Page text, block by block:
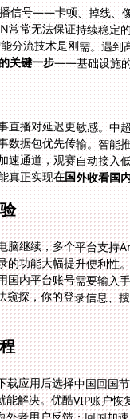
信号——卡顿、掉线、
常常无法保证持续稳
分流技术是刚需。遇
关键一步——基础设施
播对延迟更敏感。中
据包优先传输。智能
通道，观赛自动接入
真正实现在国外收看国
脑继续，多个平台支
功能大幅提升便利性
内平台账号需要输入
探，你的登录信息、
应用后选择中国回国
解决。优酷VIP账户
老用户反馈：回国加